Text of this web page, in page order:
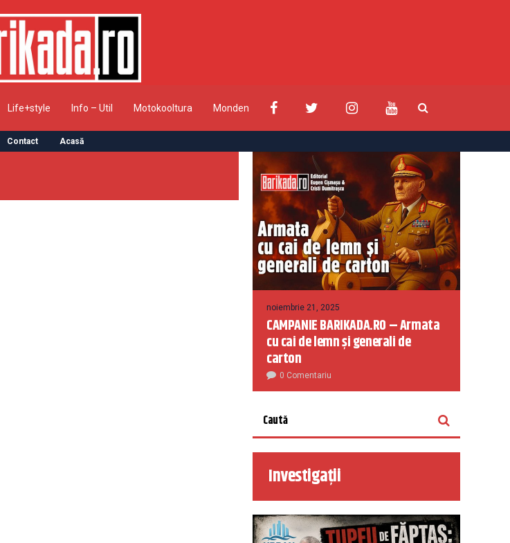
Life+style Info – Util Motokooltura Monden
Contact Acasă
noiembrie 21, 2025
CAMPANIE BARIKADA.RO – Armata
cu cai de lemn și generali de
carton
0 Comentariu
Investigații